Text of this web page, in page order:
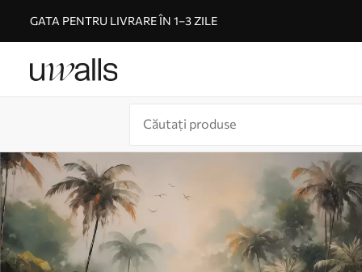
GATA PENTRU LIVRARE ÎN 1–3 ZILE